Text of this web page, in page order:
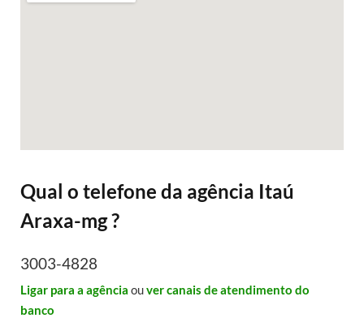
Qual o telefone da agência Itaú
Araxa-mg ?
3003-4828
Ligar para a agência ouver canais de atendimento do
banco